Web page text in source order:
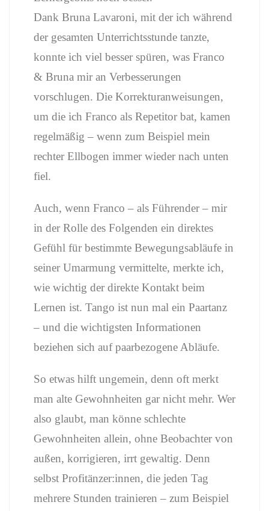
Dank Bruna Lavaroni, mit der ich während
der gesamten Unterrichtsstunde tanzte,
konnte ich viel besser spüren, was Franco
& Bruna mir an Verbesserungen
vorschlugen. Die Korrekturanweisungen,
um die ich Franco als Repetitor bat, kamen
regelmäßig – wenn zum Beispiel mein
rechter Ellbogen immer wieder nach unten
fiel.
Auch, wenn Franco – als Führender – mir
in der Rolle des Folgenden ein direktes
Gefühl für bestimmte Bewegungsabläufe in
seiner Umarmung vermittelte, merkte ich,
wie wichtig der direkte Kontakt beim
Lernen ist. Tango ist nun mal ein Paartanz
– und die wichtigsten Informationen
beziehen sich auf paarbezogene Abläufe.
So etwas hilft ungemein, denn oft merkt
man alte Gewohnheiten gar nicht mehr. Wer
also glaubt, man könne schlechte
Gewohnheiten allein, ohne Beobachter von
außen, korrigieren, irrt gewaltig. Denn
selbst Profitänzer:innen, die jeden Tag
mehrere Stunden trainieren – zum Beispiel